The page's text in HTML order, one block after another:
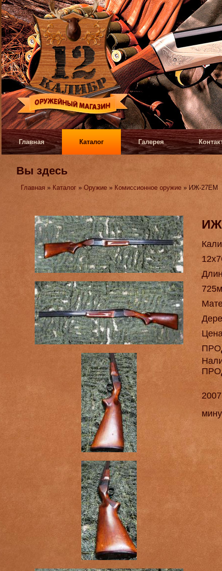
Главная Каталог Галерея
Вы здесь
Главная » Каталог »Оружие » Комиссионное оружие » ИЖ-27ЕМ